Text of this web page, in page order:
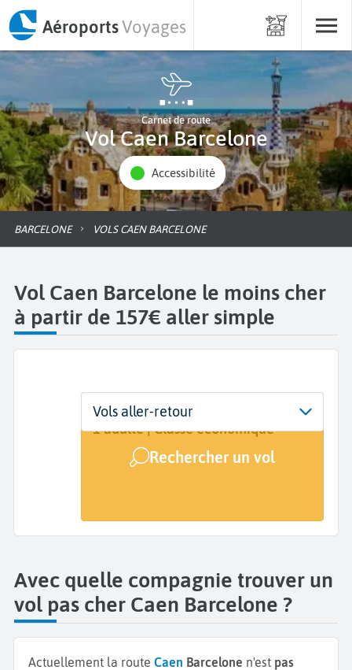
AéroportsVoyages
Carnet de route
Vol Caen Barcelone
Accessibilité
BARCELONE VOLS CAEN BARCELONE
Vol Caen Barcelone le moins cher
à partir de 157€ aller simple
Départ
Caen (CFR)
Dates
Dates de votre voyage
Voyageurs | Classe
1 adulte | Classe économique
Rechercher un vol
Vols aller-retour
Avec quelle compagnie trouver un
vol pas cher Caen Barcelone ?
Actuellement la route Caen Barcelone n'est pas